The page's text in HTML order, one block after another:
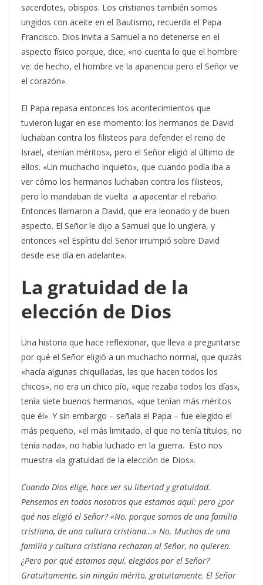
sacerdotes, obispos. Los cristianos también somos
ungidos con aceite en el Bautismo, recuerda el Papa
Francisco. Dios invita a Samuel a no detenerse en el
aspecto físico porque, dice, «no cuenta lo que el hombre
ve: de hecho, el hombre ve la apariencia pero el Señor ve
el corazón».
El Papa repasa entonces los acontecimientos que
tuvieron lugar en ese momento: los hermanos de David
luchaban contra los filisteos para defender el reino de
Israel, «tenían méritos», pero el Señor eligió al último de
ellos. «Un muchacho inquieto», que cuando podía iba a
ver cómo los hermanos luchaban contra los filisteos,
pero lo mandaban de vuelta a apacentar el rebaño.
Entonces llamaron a David, que era leonado y de buen
aspecto. El Señor le dijo a Samuel que lo ungiera, y
entonces «el Espíritu del Señor irrumpió sobre David
desde ese día en adelante».
La gratuidad de la
elección de Dios
Una historia que hace reflexionar, que lleva a preguntarse
por qué el Señor eligió a un muchacho normal, que quizás
«hacía algunas chiquilladas, las que hacen todos los
chicos», no era un chico pío, «que rezaba todos los días»,
tenía siete buenos hermanos, «que tenían más méritos
que él». Y sin embargo – señala el Papa – fue elegido el
más pequeño, «el más limitado, el que no tenía títulos, no
tenía nada», no había luchado en la guerra. Esto nos
muestra «la gratuidad de la elección de Dios».
Cuando Dios elige, hace ver su libertad y gratuidad.
Pensemos en todos nosotros que estamos aquí: pero ¿por
qué nos eligió el Señor? «No, porque somos de una familia
cristiana, de una cultura cristiana…» No. Muchos de una
familia y cultura cristiana rechazan al Señor, no quieren.
¿Pero por qué estamos aquí, elegidos por el Señor?
Gratuitamente, sin ningún mérito, gratuitamente. El Señor